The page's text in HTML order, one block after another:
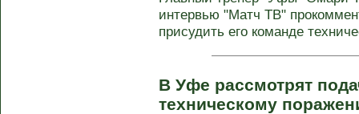
интервью "Матч ТВ"
присудить его команде
В Уфе рассмотрят
техническому